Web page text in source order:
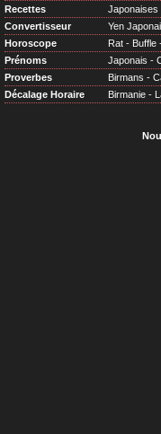
Recettes
Japonaises
Convertisseur
Yen
Horoscope
Rat - Buffle
Prénoms
Japonais -
Proverbes
Birmans -
Décalage Horaire
Birmanie -